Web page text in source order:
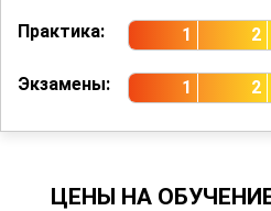
Практика: 1 2
Экзамены: 1 2
ЦЕНЫ НА